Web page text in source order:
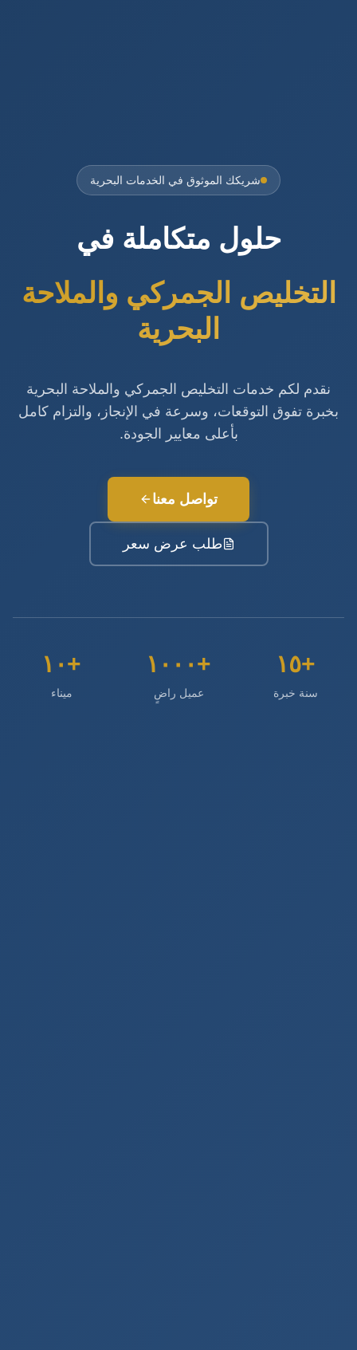
شريكك الموثوق في الخدمات البحرية
حلول متكاملة في
التخليص الجمركي والملاحة
البحرية
نقدم لكم خدمات التخليص الجمركي والملاحة البحرية
بخبرة تفوق التوقعات، وسرعة في الإنجاز، والتزام كامل
بأعلى معايير الجودة.
تواصل معنا
طلب عرض سعر
+١٥
سنة خبرة
+١٠٠٠
عميل راضٍ
+١٠
ميناء